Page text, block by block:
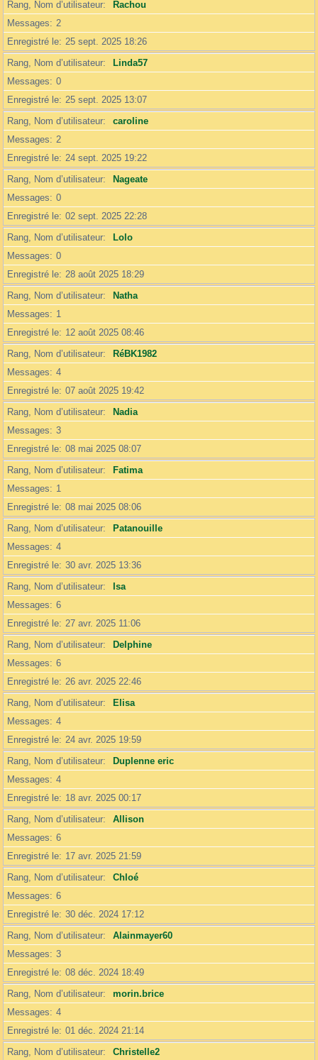
Rang, Nom d’utilisateur
Rachou
Messages
2
Enregistré le 25 sept. 2025 18:26
Rang, Nom d’utilisateur
Linda57
Messages
0
Enregistré le 25 sept. 2025 13:07
Rang, Nom d’utilisateur
caroline
Messages
2
Enregistré le 24 sept. 2025 19:22
Rang, Nom d’utilisateur
Nageate
Messages
0
Enregistré le 02 sept. 2025 22:28
Rang, Nom d’utilisateur
Lolo
Messages
0
Enregistré le 28 août 2025 18:29
Rang, Nom d’utilisateur
Natha
Messages
1
Enregistré le
12 août 2025 08:46
Rang, Nom d’utilisateur
RéBK1982
Messages
4
Enregistré le 07 août 2025 19:42
Rang, Nom d’utilisateur
Nadia
Messages
3
Enregistré le 08 mai 2025 08:07
Rang, Nom d’utilisateur
Fatima
Messages
1
Enregistré le 08 mai 2025 08:06
Rang, Nom d’utilisateur
Patanouille
Messages
4
Enregistré le 30 avr. 2025 13:36
Rang, Nom d’utilisateur
Isa
Messages
6
Enregistré le 27 avr. 2025 11:06
Rang, Nom d’utilisateur
Delphine
Messages
6
Enregistré le 26 avr. 2025 22:46
Rang, Nom d’utilisateur
Elisa
Messages
4
Enregistré le 24 avr. 2025 19:59
Rang, Nom d’utilisateur
Duplenne eric
Messages
4
Enregistré le
18 avr. 2025 00:17
Rang, Nom d’utilisateur
Allison
Messages
6
Enregistré le
17 avr. 2025 21:59
Rang, Nom d’utilisateur
Chloé
Messages
6
Enregistré le 30 déc. 2024 17:12
Rang, Nom d’utilisateur
Alainmayer60
Messages
3
Enregistré le 08 déc. 2024 18:49
Rang, Nom d’utilisateur
morin.brice
Messages
4
Enregistré le 01 déc. 2024 21:14
Rang, Nom d’utilisateur
Christelle2